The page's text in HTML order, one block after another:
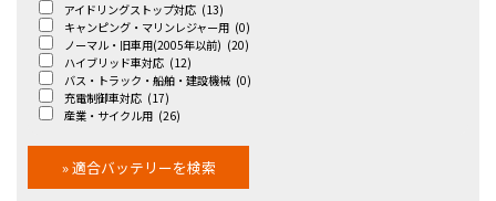
アイドリングストップ対応 (13)
キャンピング・マリンレジャー用 (0)
ノーマル・旧車用(2005年以前) (20)
ハイブリッド車対応 (12)
バス・トラック・船舶・建設機械 (0)
充電制御車対応 (17)
産業・サイクル用 (26)